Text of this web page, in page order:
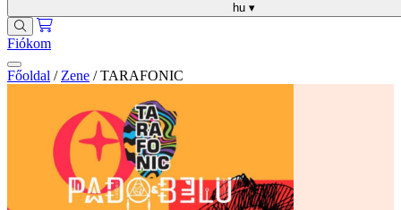
hu ▾
Fiókom
Főoldal / Zene / TARAFONIC